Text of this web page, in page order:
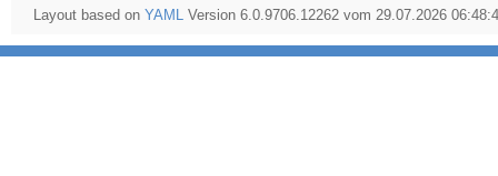
Layout based on YAML Version 6.0.9706.12262 vom 29.07.2026